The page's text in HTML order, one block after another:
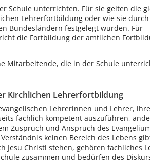
Schule unterrichten. Für sie gelten die
Lehrerfortbildung oder wie sie
Bundesländern festgelegt wurden. Für
die Fortbildung der amtlichen
Mitarbeitende, die in der Schule
Kirchlichen Lehrerfortbildung
Lehrerinnen und Lehrer,
fachlich kompetent auszuführen,
Zuspruch und Anspruch des
keinen Bereich des Lebens
Jesu Christi stehen, gehören fachliches
zusammen und bedürfen des